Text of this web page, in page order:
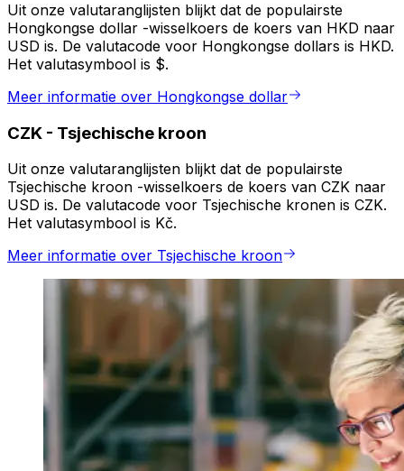
Uit onze valutaranglijsten blijkt dat de populairste
Hongkongse dollar -wisselkoers de koers van HKD naar
USD is. De valutacode voor Hongkongse dollars is HKD.
Het valutasymbool is $.
Meer informatie over Hongkongse dollar
CZK - Tsjechische kroon
Uit onze valutaranglijsten blijkt dat de populairste
Tsjechische kroon -wisselkoers de koers van CZK naar
USD is. De valutacode voor Tsjechische kronen is CZK.
Het valutasymbool is Kč.
Meer informatie over Tsjechische kroon